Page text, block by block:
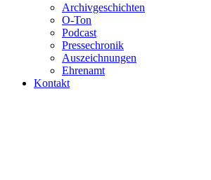
Archivgeschichten
O-Ton
Podcast
Pressechronik
Auszeichnungen
Ehrenamt
Kontakt